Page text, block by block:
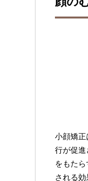
小顔矯正
行が促進
をもた
される効